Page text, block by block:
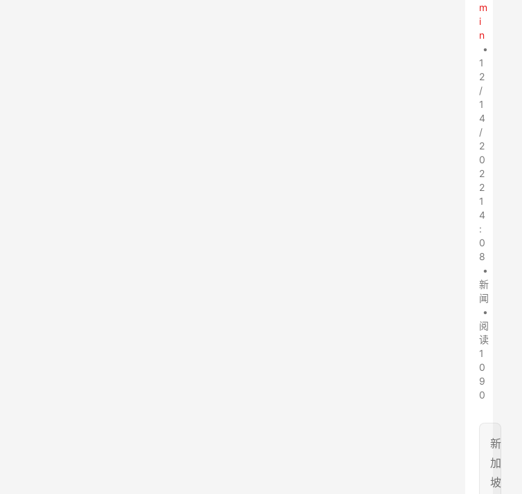
m
i
n
•
1
2
/
1
4
/
2
0
2
2
1
4
:
0
8
•
新
闻
•
阅
读
1
0
9
0
新
加
坡